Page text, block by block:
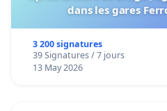
dans les gares
3 200 signatures
39 Signatures / 7 jours
13 May 2026